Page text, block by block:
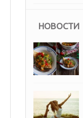
НОВОСТИ